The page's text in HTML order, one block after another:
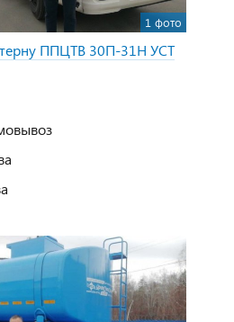
1 фото
ППЦТВ 30П-31Н УСТ